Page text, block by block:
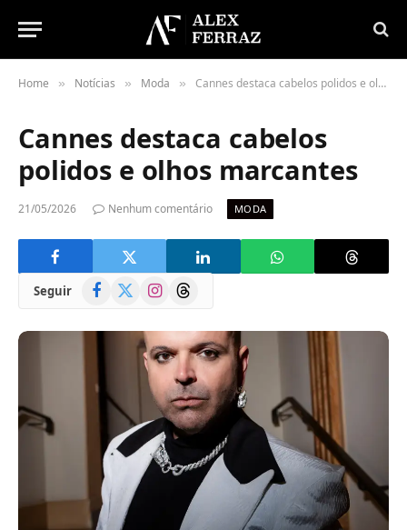
Home » Notícias » Moda » Cannes destaca cabelos polidos e olhos marcantes
Cannes destaca cabelos
polidos e olhos marcantes
21/05/2026 Nenhum comentário MODA
Seguir Facebook
(Twitter)
InstagramThreads